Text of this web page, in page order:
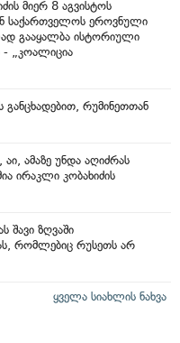
მიერ 8 აგვისტოს
საქართველოს ეროვნული
გააყალბა ისტორიული
- „კოალიცია
განცხადებით, რუმინეთთან
ამაზე უნდა აღიძრას
ირაკლი კობახიძის
შავი ზღვაში
რომლებიც რუსეთს არ
ყველა სიახლის ნახვა